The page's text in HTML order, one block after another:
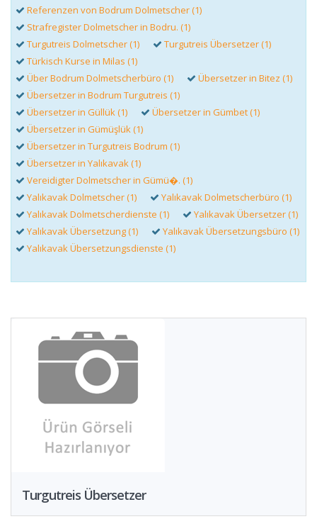
Referenzen von Bodrum Dolmetscher (1)
Strafregister Dolmetscher in Bodru. (1)
Turgutreis Dolmetscher (1)
Turgutreis Übersetzer (1)
Türkisch Kurse in Milas (1)
Über Bodrum Dolmetscherbüro (1)
Übersetzer in Bitez (1)
Übersetzer in Bodrum Turgutreis (1)
Übersetzer in Güllük (1)
Übersetzer in Gümbet (1)
Übersetzer in Gümüşlük (1)
Übersetzer in Turgutreis Bodrum (1)
Übersetzer in Yalıkavak (1)
Vereidigter Dolmetscher in Gümü�. (1)
Yalıkavak Dolmetscher (1)
Yalıkavak Dolmetscherbüro (1)
Yalıkavak Dolmetscherdienste (1)
Yalıkavak Übersetzer (1)
Yalıkavak Übersetzung (1)
Yalıkavak Übersetzungsbüro (1)
Yalıkavak Übersetzungsdienste (1)
Turgutreis Übersetzer